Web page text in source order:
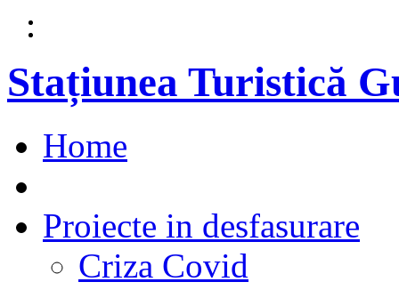
Stațiunea Turistică
Home
Proiecte in desfasurare
Criza Covid